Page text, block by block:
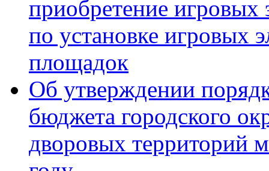
приобретение игровых
по установке игровых
площадок
Об утверждении
бюджета городского
дворовых территорий